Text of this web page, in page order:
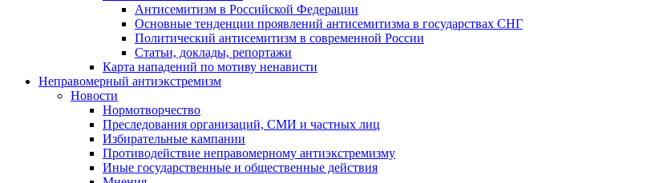
Антисемитизм в Российской Федерации
Основные тенденции проявлений антисемитизма в государствах СНГ
Политический антисемитизм в современной России
Статьи, доклады, репортажи
Карта нападений по мотиву ненависти
Неправомерный антиэкстремизм
Новости
Нормотворчество
Преследования организаций, СМИ и частных лиц
Избирательные кампании
Противодействие неправомерному антиэкстремизму
Иные государственные и общественные действия